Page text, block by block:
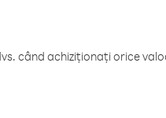
când achiziționați orice